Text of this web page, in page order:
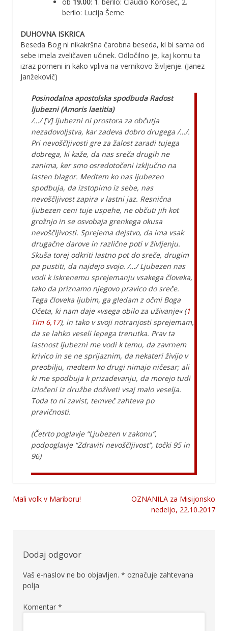
berilo: Lucija Šeme
DUHOVNA ISKRICA
Beseda Bog ni nikakršna čarobna beseda, ki bi sama od
sebe imela zveličaven učinek. Odločilno je, kaj komu ta
izraz pomeni in kako vpliva na vernikovo življenje. (Janez
Janžekovič)
Posinodalna apostolska spodbuda Radost
ljubezni (Amoris laetitia)
/…/ [V] ljubezni ni prostora za občutja
nezadovoljstva, kar zadeva dobro drugega /…/.
Pri nevoščljivosti gre za žalost zaradi tujega
dobrega, ki kaže, da nas sreča drugih ne
zanima, ker smo osredotočeni izključno na
lasten blagor. Medtem ko nas ljubezen
spodbuja, da izstopimo iz sebe, nas
nevoščljivost zapira v lastni jaz. Resnična
ljubezen ceni tuje uspehe, ne občuti jih kot
grožnjo in se osvobaja grenkega okusa
nevoščljivosti. Sprejema dejstvo, da ima vsak
drugačne darove in različne poti v življenju.
Skuša torej odkriti lastno pot do sreče, drugim
pa pustiti, da najdejo svojo. /…/ Ljubezen nas
vodi k iskrenemu sprejemanju vsakega človeka,
tako da priznamo njegovo pravico do sreče.
Tega človeka ljubim, ga gledam z očmi Boga
Očeta, ki nam daje »vsega obilo za uživanje« (1
Tim 6,17), in tako v svoji notranjosti sprejemam,
da se lahko veseli lepega trenutka. Prav ta
lastnost ljubezni me vodi k temu, da zavrnem
krivico in se ne sprijaznim, da nekateri živijo v
preobilju, medtem ko drugi nimajo ničesar; ali
ki me spodbuja k prizadevanju, da morejo tudi
izločeni iz družbe doživeti vsaj malo veselja.
Toda to ni zavist, temveč zahteva po
pravičnosti.
(Četrto poglavje “Ljubezen v zakonu”,
podpoglavje “Zdraviti nevoščljivost”, točki 95 in
96)
Mali volk v Mariboru!
OZNANILA za Misijonsko
nedeljo, 22.10.2017
Dodaj odgovor
Vaš e-naslov ne bo objavljen. * označuje zahtevana
polja
Komentar *